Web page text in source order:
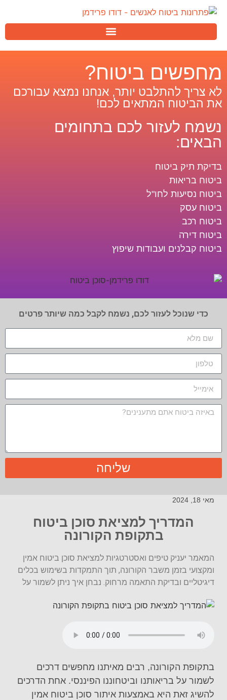
מחפשים ביטוח?
לא צריך להתלבט יותר, אנחנו נמצא עבורכם
את הביטוח המתאים לכם!
נשמח לעזור לכם בתחומים
הבאים:
בדיקת תיק ביטוח
ביטוח בריאות
ביטוח נסיעות לחו"ל
ביטוח עסק
ביטוח רכב
ביטוח דירה
ביטוח קבלנים ועבודות שיפוץ
כדי שנוכל לעזור לכם, נשמח לקבל כמה שיותר פרטים
שליחה
מאי 18, 2024
המדריך למציאת סוכן ביטוח
בתקופת הקורונה
המאמר יעניק טיפים ואסטרטגיות למציאת סוכן ביטוח אמין
ומקצועי בזמן משבר הקורונה, תוך התמקדות בשימוש בכלים
דיגיטליים ובדיקת התאמה מרחוק. נבחן איך ניתן לשמור על
בתקופת הקורונה, רבים מאיתנו מחפשים דרכים
לשמור על בריאותנו וביטחוננו הפיננסי. אחת הדרכים
להשיג זאת היא באמצעות איתור סוכן ביטוח אמין